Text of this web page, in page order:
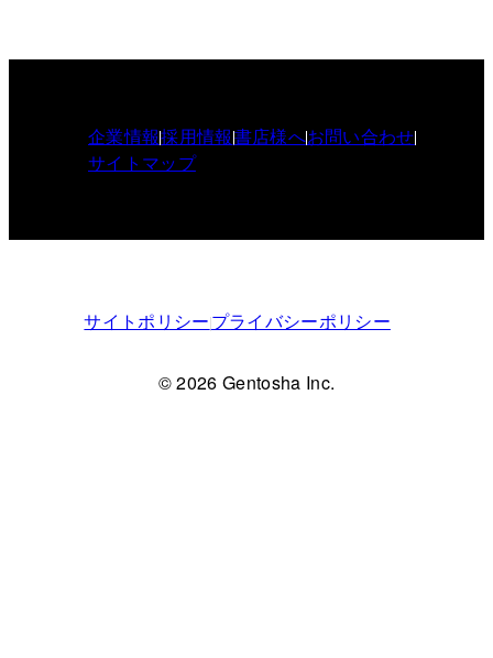
企業情報採用情報書店様へお問い合わせ
サイトマップ
サイトポリシープライバシーポリシー
© 2026 Gentosha Inc.